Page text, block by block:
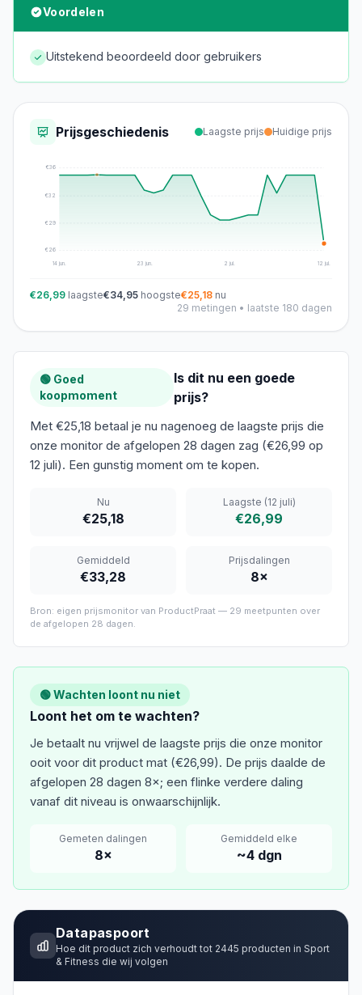
Voordelen
Uitstekend beoordeeld door gebruikers
Prijsgeschiedenis Laagste prijs Huidige prijs
€ 26
€ 29
€32
€36
14 jun. 23 jun. 2 jul. 12 jul.
€26,99 laagste€34,95 hoogste€25,18 nu
29 metingen • laatste 180 dagen
🟢 Goed
koopmoment
Is dit nu een goede
prijs?
Met €25,18 betaal je nu nagenoeg de laagste prijs die
onze monitor de afgelopen 28 dagen zag (€26,99 op
12 juli). Een gunstig moment om te kopen.
Nu
€25,18
Laagste (12 juli)
€26,99
Gemiddeld
€33,28
Prijsdalingen
8×
Bron: eigen prijsmonitor van ProductPraat — 29 meetpunten over
de afgelopen 28 dagen.
🟢 Wachten loont nu niet
Loont het om te wachten?
Je betaalt nu vrijwel de laagste prijs die onze monitor
ooit voor dit product mat (€26,99). De prijs daalde de
afgelopen 28 dagen 8×; een flinke verdere daling
vanaf dit niveau is onwaarschijnlijk.
Gemeten dalingen
8×
Gemiddeld elke
~4dgn
Datapaspoort
Hoe dit product zich verhoudt tot 2445 producten in Sport
& Fitness die wij volgen